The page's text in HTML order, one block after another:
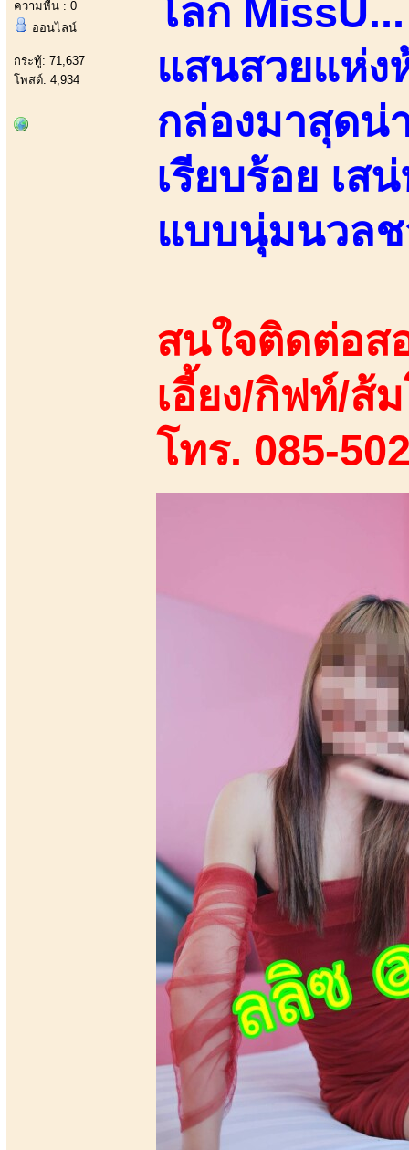
ความหื่น : 0
ออนไลน์
กระทู้: 71,637
โพสต์: 4,934
โลก
แสนสวยแห่ง
กล่องมาสุดน่
เรียบร้อย เส
แบบนุ่มนวล
สนใจติดต่อส
เอี้ยง/กิฟท์/ส้
โทร. 085-